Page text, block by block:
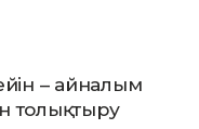
– айналым
толықтыру